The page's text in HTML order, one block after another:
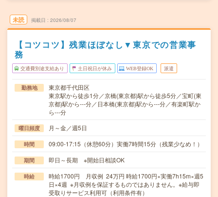
未読 掲載日 2026/08/07
【コツコツ】残業ほぼなし▼東京での営業事
務
交通費別途支給あり 土日祝日が休み WEB登録OK 派遣
勤務地
東京都千代田区
東京駅から徒歩1分／京橋(東京都)駅から徒歩5分／宝町(東
京都)駅から---分／日本橋(東京都)駅から---分／有楽町駅か
ら---分
曜日頻度 月～金／週5日
時間 09:00-17:15（休憩60分）実働7時間15分（残業少なめ！）
期間 即日～長期 ※開始日相談OK
時給
時給1700円 月収例 24万円 時給1700円×実働7h15m×週5
日×4週 ※月収例を保証するものではありません。※給与即
受取りサービス利用可（利用条件有）